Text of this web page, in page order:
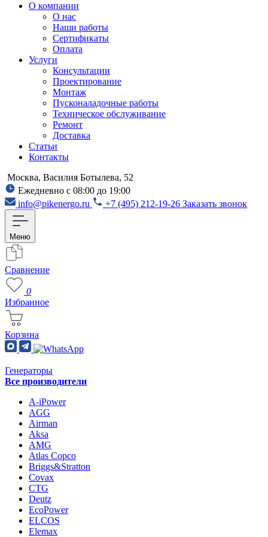
О компании
О нас
Наши работы
Сертификаты
Оплата
Услуги
Консультации
Проектирование
Монтаж
Пусконаладочные работы
Техническое обслуживание
Ремонт
Доставка
Статьи
Контакты
Москва, Василия Ботылева, 52
Ежедневно с 08:00 до 19:00
info@pikenergo.ru
+7 (495) 212-19-26 Заказать звонок
Меню
Сравнение
0
Избранное
Корзина
Генераторы
Все производители
A-iPower
AGG
Airman
Aksa
AMG
Atlas Copco
Briggs&Stratton
Covax
CTG
Deutz
EcoPower
ELCOS
Elemax